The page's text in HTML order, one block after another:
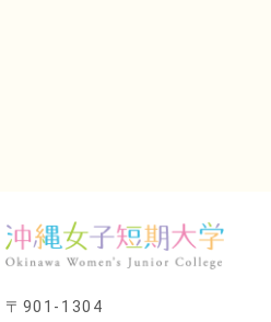
〒901-1304